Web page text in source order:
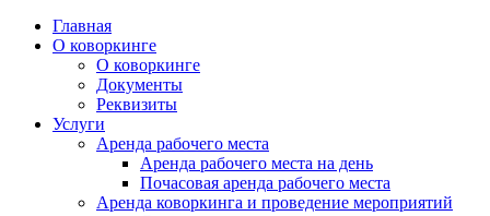
Главная
О коворкинге
О коворкинге
Документы
Реквизиты
Услуги
Аренда рабочего места
Аренда рабочего места на день
Почасовая аренда рабочего места
Аренда коворкинга и проведение мероприятий